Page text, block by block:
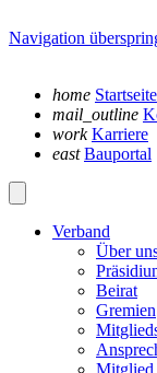
Navigation
home Startseite
mail_outline
work Karriere
east Bauportal
Verband
Über
Beirat
Gremien
Mitglied